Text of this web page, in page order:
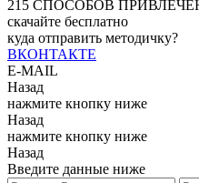
215 СПОСОБОВ
скачайте бесплатно
куда отправить методичку?
ВКОНТАКТЕ
E-MAIL
Назад
нажмите кнопку ниже
Назад
нажмите кнопку ниже
Назад
Введите данные ниже